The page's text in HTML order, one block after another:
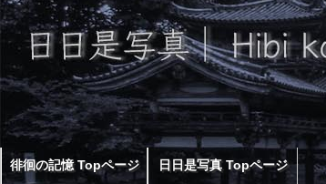
徘徊の記憶 Topページ 日日是写真 Topページ